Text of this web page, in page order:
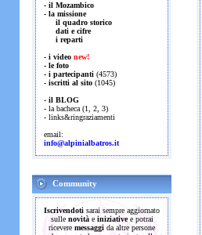
- il Mozambico
- la missione
il quadro storico
dati e cifre
i reparti
- i video new!
- le foto
- i partecipanti (4573)
- iscritti al sito (1045)
- il BLOG
- la bacheca (1 2 3)
- links&ringraziamenti
email:
info@alpinialbatros.it
Community
Iscrivendoti sarai sempre aggiornato
sulle novitàe iniziativee potrai
ricevere messaggi da altre persone